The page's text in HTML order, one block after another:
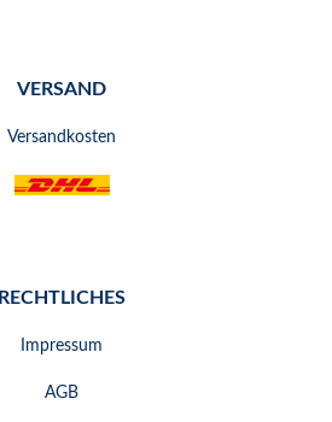
VERSAND
Versandkosten
RECHTLICHES
Impressum
AGB